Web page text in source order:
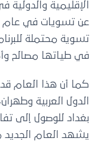
الإقليمية
تسوية محتملة
في طياتها مصالح
كما أن هذا العام
الدول العربية
بغداد للوصول إلى
يشهد العام الجديد